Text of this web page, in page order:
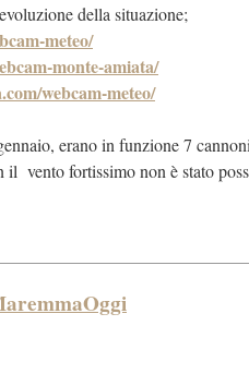
della situazione;
meteo/
monte-amiata/
webcam-meteo/
erano in funzione 7
il vento fortissimo non è stato